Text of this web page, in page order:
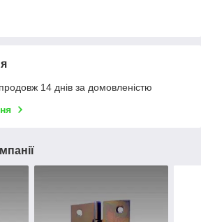
14 днів за домовленістю